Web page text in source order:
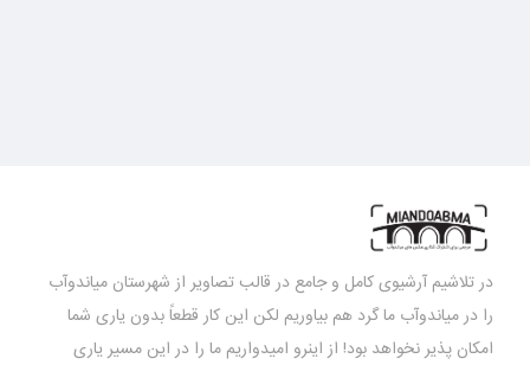
در تلاشیم آرشیوی کامل و جامع در قالب تصاویر از شهرستان میاندوآب
را در میاندوآب ما گرد هم بیاوریم لکن این کار قطعاً بدون یاری شما
امکان پذیر نخواهد بود! از اینرو امیدواریم ما را در این مسیر یاری